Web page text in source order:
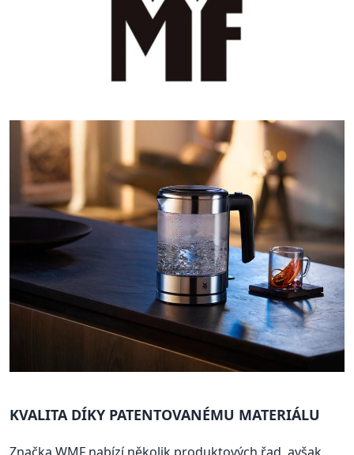
KVALITA DÍKY PATENTOVANÉMU MATERIÁLU